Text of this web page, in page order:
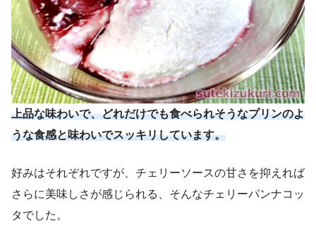
上品な味わいで、どれだけでも食べられそうなプリンのよ
うな食感と味わいでスッキリしています。
好みはそれぞれですが、チェリーソースの甘さを抑えれば
さらに美味しさが感じられる、そんなチェリーパンナコッ
タでした。